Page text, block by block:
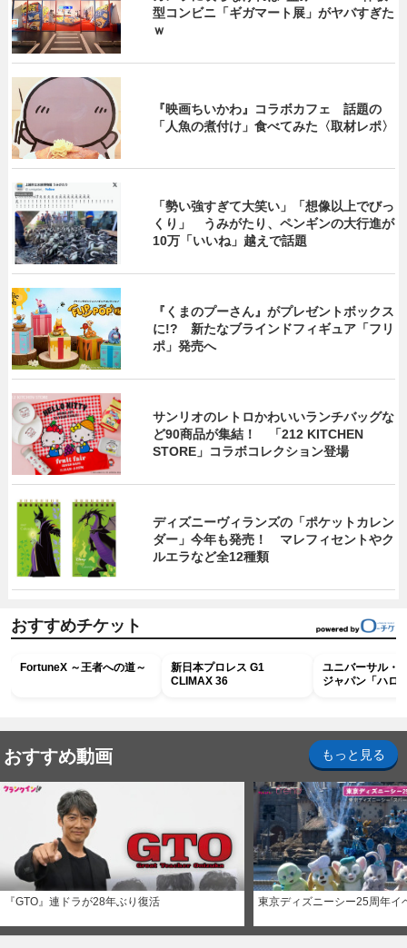
型コンビニ「ギガマート展」がヤバすぎた
ｗ
『映画ちいかわ』コラボカフェ 話題の
「人魚の煮付け」食べてみた〈取材レポ〉
「勢い強すぎて大笑い」「想像以上でびっ
くり」 うみがたり、ペンギンの大行進が
10万「いいね」越えで話題
『くまのプーさん』がプレゼントボックス
に!? 新たなブラインドフィギュア「フリ
ポ」発売へ
サンリオのレトロかわいいランチバッグな
ど90商品が集結！ 「212 KITCHEN
STORE」コラボコレクション登場
ディズニーヴィランズの「ポケットカレン
ダー」今年も発売！ マレフィセントやク
ルエラなど全12種類
おすすめチケット
FortuneX ～王者への道～
新日本プロレス G1
CLIMAX 36
ユニバーサル・
ジャパン「ハロ
おすすめ動画 もっと見る
『GTO』連ドラが28年ぶり復活 東京ディズニーシー25周年イ